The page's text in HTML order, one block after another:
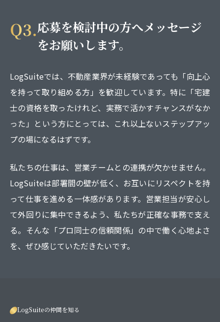
Q3.応募を検討中の方へメッセージ
をお願いします。
LogSuiteでは、不動産業界が未経験であっても「向上心
を持って取り組める方」を歓迎しています。特に「宅建
士の資格を取ったけれど、実務で活かすチャンスがなか
った」という方にとっては、これ以上ないステップアッ
プの場になるはずです。
私たちの仕事は、営業チームとの連携が欠かせません。
LogSuiteは部署間の壁が低く、お互いにリスペクトを持
って仕事を進める一体感があります。営業担当が安心し
て外回りに集中できるよう、私たちが正確な事務で支え
る。そんな「プロ同士の信頼関係」の中で働く心地よさ
を、ぜひ感じていただきたいです。
LogSuiteの仲間を知る